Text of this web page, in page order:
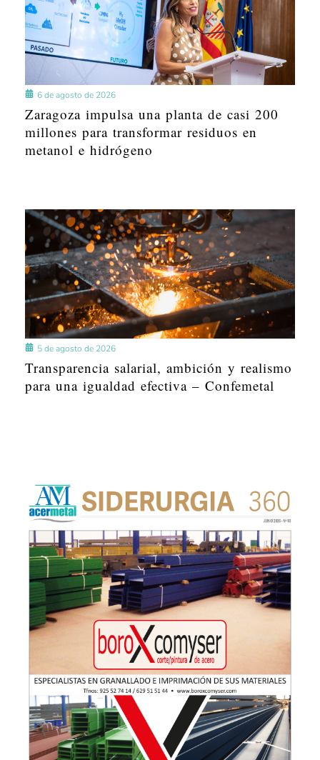
6 de agosto de 2026
Zaragoza impulsa una planta de casi 200
millones para transformar residuos en
metanol e hidrógeno
5 de agosto de 2026
Transparencia salarial, ambición y realismo
para una igualdad efectiva – Confemetal